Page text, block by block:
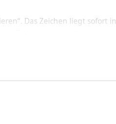
Das Zeichen liegt sofort in
den Wert \0024. So wird das